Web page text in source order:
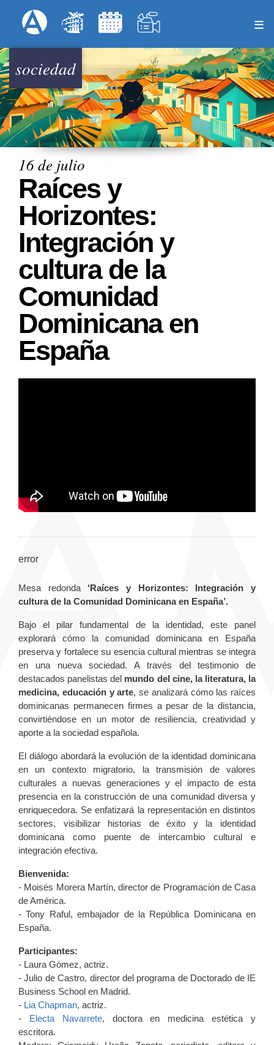
al
principal
Menú Superior
sociedad
16 de julio
Raíces y
Horizontes:
Integración y
cultura de la
Comunidad
Dominicana en
España
error
Mesa redonda ‘Raíces y Horizontes: Integración y
cultura de la Comunidad Dominicana en España’.
Bajo el pilar fundamental de la identidad, este panel
explorará cómo la comunidad dominicana en España
preserva y fortalece su esencia cultural mientras se integra
en una nueva sociedad. A través del testimonio de
destacados panelistas del mundo del cine, la literatura, la
medicina, educación y arte, se analizará cómo las raíces
dominicanas permanecen firmes a pesar de la distancia,
convirtiéndose en un motor de resiliencia, creatividad y
aporte a la sociedad española.
El diálogo abordará la evolución de la identidad dominicana
en un contexto migratorio, la transmisión de valores
culturales a nuevas generaciones y el impacto de esta
presencia en la construcción de una comunidad diversa y
enriquecedora. Se enfatizará la representación en distintos
sectores, visibilizar historias de éxito y la identidad
dominicana como puente de intercambio cultural e
integración efectiva.
Bienvenida:
- Moisés Morera Martín, director de Programación de Casa
de América.
- Tony Raful, embajador de la República Dominicana en
España.
Participantes:
- Laura Gómez, actriz.
- Julio de Castro, director del programa de Doctorado de IE
Business School en Madrid.
- Lia Chapman, actriz.
- Electa Navarrete, doctora en medicina estética y
escritora.